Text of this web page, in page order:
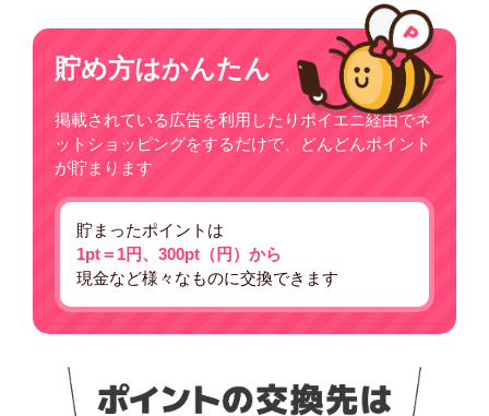
貯め方はかんたん
掲載されている広告を利用したりポイエニ経由でネ
ットショッピングをするだけで、どんどんポイント
が貯まります
貯まったポイントは
1pt＝1円、300pt（円）から
現金など様々なものに交換できます